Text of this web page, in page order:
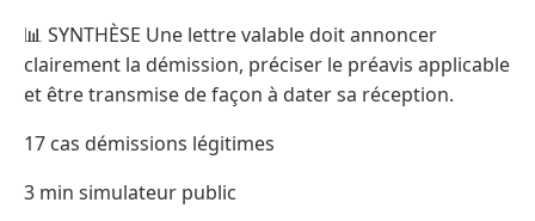
📊 SYNTHÈSE Une lettre valable doit annoncer
clairement la démission, préciser le préavis applicable
et être transmise de façon à dater sa réception.
17 cas démissions légitimes
3 min simulateur public